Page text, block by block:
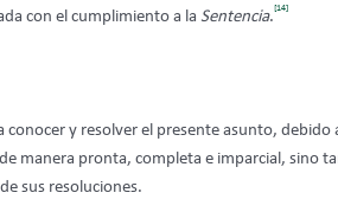
con el cumplimiento a la Sentencia.
[14]
conocer y resolver el presente asunto,
manera pronta, completa e imparcial, sino
sus resoluciones.